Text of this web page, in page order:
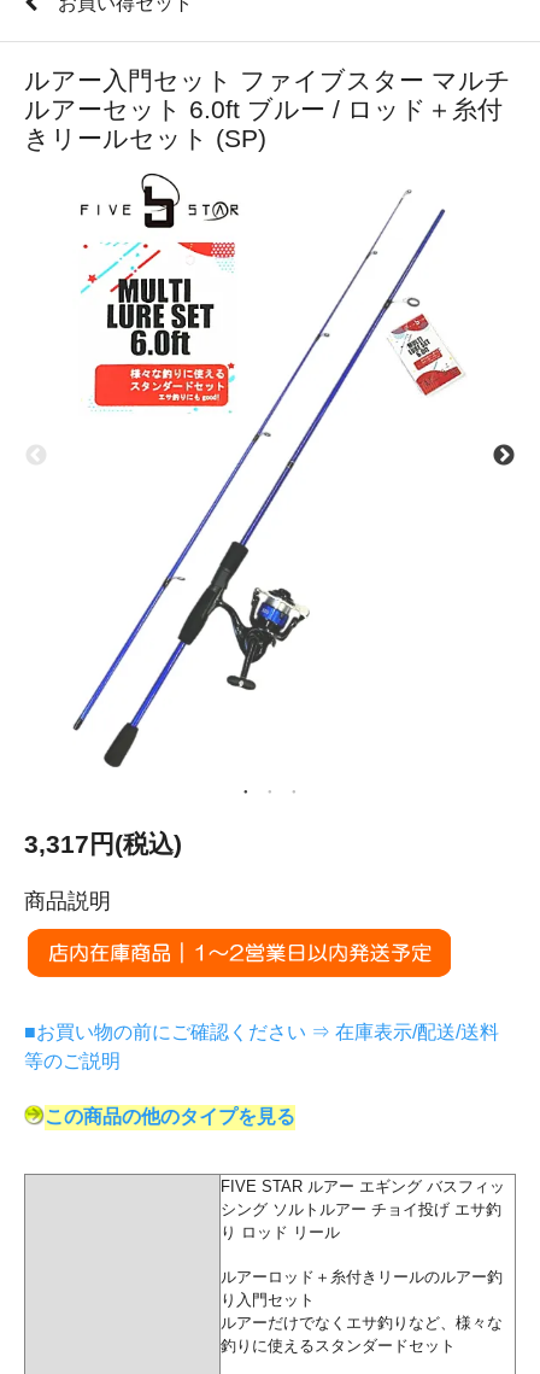
ルアー入門セット ファイブスター マルチ
ルアーセット 6.0ft ブルー / ロッド＋糸付
きリールセット (SP)
3,317円(税込)
商品説明
■お買い物の前にご確認ください ⇒ 在庫表示/配送/送料
等のご説明
この商品の他のタイプを見る
FIVE STAR ルアー エギング バスフィッ
シング ソルトルアー チョイ投げ エサ釣
り ロッド リール
ルアーロッド＋糸付きリールのルアー釣
り入門セット
ルアーだけでなくエサ釣りなど、様々な
釣りに使えるスタンダードセット